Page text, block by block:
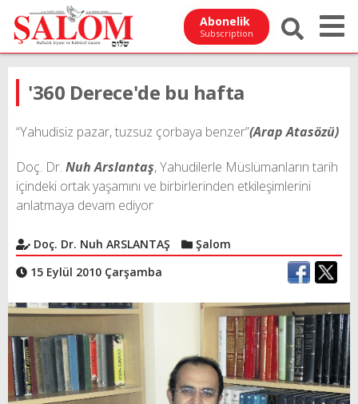
Abonelik
Subscription
'360 Derece'de bu hafta
“Yahudisiz pazar, tuzsuz çorbaya benzer”(Arap Atasözü)
Doç. Dr. Nuh Arslantaş, Yahudilerle Müslümanların tarih
içindeki ortak yaşamını ve birbirlerinden etkileşimlerini
anlatmaya devam ediyor
Doç. Dr. Nuh ARSLANTAŞ
Şalom
15 Eylül 2010 Çarşamba